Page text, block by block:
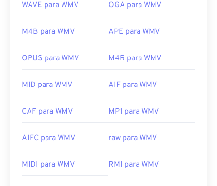
WAVE para WMV OGA para WMV
M4B para WMV APE para WMV
OPUS para WMV M4R para WMV
MID para WMV AIF para WMV
CAF para WMV MP1 para WMV
AIFC para WMV raw para WMV
MIDI para WMV RMI para WMV